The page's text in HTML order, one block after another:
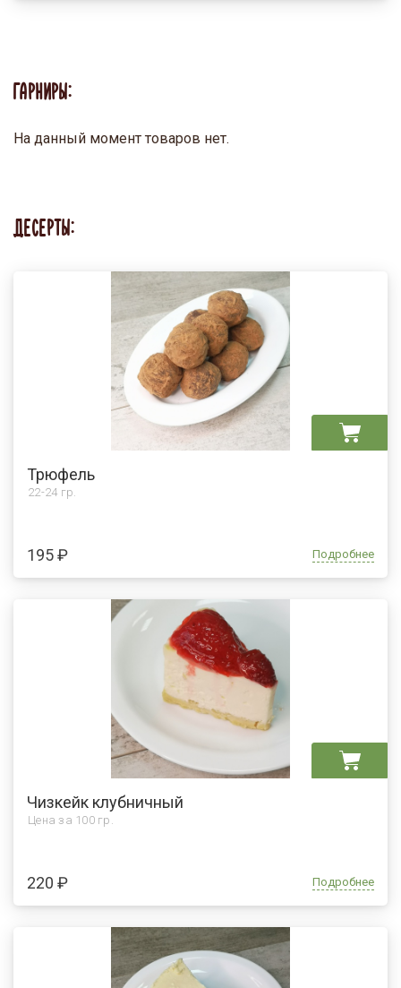
ГАРНИРЫ:
На данный момент товаров нет.
ДЕСЕРТЫ:
Трюфель
22-24 гр.
195 ₽ Подробнее
Чизкейк клубничный
Цена за 100 гр.
220 ₽ Подробнее